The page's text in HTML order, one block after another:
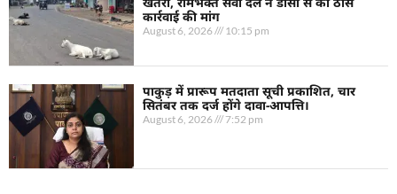
कार्रवाई की मांग
August 6, 2026 10:15 pm
पाकुड़ में प्रारूप मतदाता सूची प्रकाशित, चार
सितंबर तक दर्ज होंगे दावा-आपत्ति।
August 6, 2026 7:52 pm